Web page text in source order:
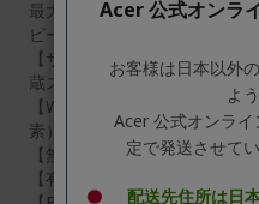
最大5Gbps）、USB 2.0ポー
ピーカー・ジャック×1、
【サウンド機能】ハイ・デ
蔵ステレオ・スピーカー、内
【Webカメラ】(フロント)フ
素）/スライドカバー付き、(
【無線LAN】IEEE802.11 a/
【有線LAN】非搭載
Acer 公式オンラ
お客様は日本以外
よ
Acer 公式オンラ
定で発送させて
配送先住所は日